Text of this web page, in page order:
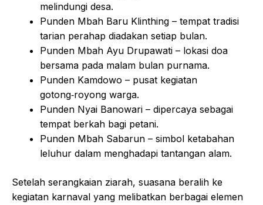
melindungi desa.
Punden Mbah Baru Klinthing – tempat tradisi
tarian perahap diadakan setiap bulan.
Punden Mbah Ayu Drupawati – lokasi doa
bersama pada malam bulan purnama.
Punden Kamdowo – pusat kegiatan
gotong‑royong warga.
Punden Nyai Banowari – dipercaya sebagai
tempat berkah bagi petani.
Punden Mbah Sabarun – simbol ketabahan
leluhur dalam menghadapi tantangan alam.
Setelah serangkaian ziarah, suasana beralih ke
kegiatan karnaval yang melibatkan berbagai elemen